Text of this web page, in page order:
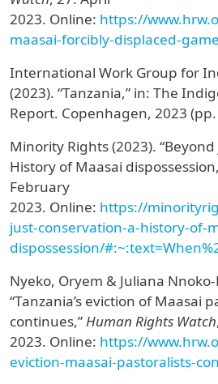
2023. Online: https://
maasai-forcibly-displaced-
International Work Group for
(2023). “Tanzania,” in: The
Report. Copenhagen, 2023
Minority Rights (2023).
History of Maasai
February
2023. Online: https://
just-conservation-a-history-of-
dispossession/
Nyeko, Oryem & Juliana
“Tanzania’s eviction of Maasai
continues,”Human Rights Watch
2023. Online: https://
eviction-maasai-pastoralists-